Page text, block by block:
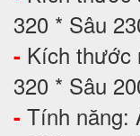
320 * Sâu
- Kích thước
320 * Sâu
- Tính năng: